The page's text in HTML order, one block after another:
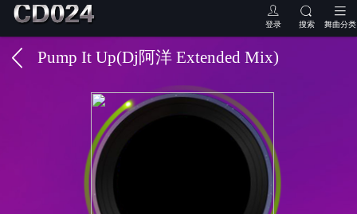
登录 搜索 舞曲分类
Pump It Up(Dj阿洋 Extended Mix)